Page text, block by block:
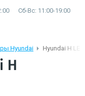
Сб-Вс: 11:00-19:00
Hyundai Hyundai H
H